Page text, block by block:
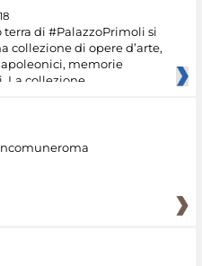
terra di #PalazzoPrimoli si
collezione di opere d’arte,
memorie
La collezione